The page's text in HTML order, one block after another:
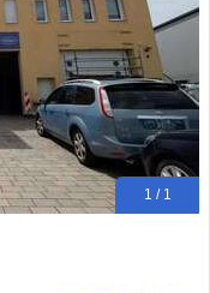
1 / 1